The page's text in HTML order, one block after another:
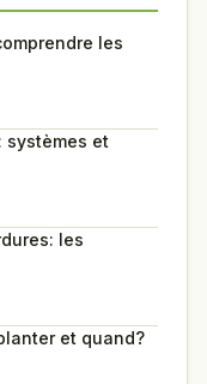
les
systèmes et
les
et quand?